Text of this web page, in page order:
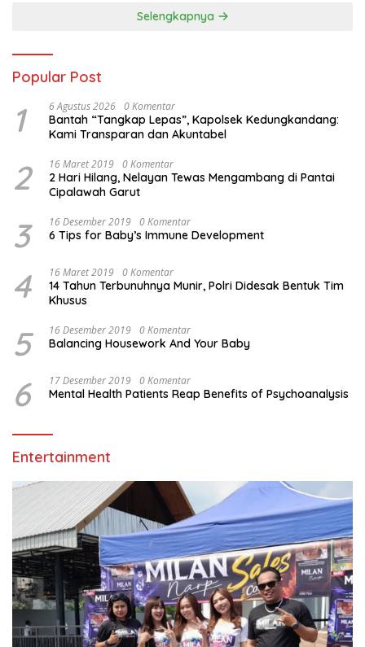
Selengkapnya
Popular Post
1 6 Agustus 2026 0 Komentar
Bantah “Tangkap Lepas”, Kapolsek Kedungkandang:
Kami Transparan dan Akuntabel
2 16 Maret 2019 0 Komentar
2 Hari Hilang, Nelayan Tewas Mengambang di Pantai
Cipalawah Garut
3 16 Desember 2019 0 Komentar
6 Tips for Baby’s Immune Development
4 16 Maret 2019 0 Komentar
14 Tahun Terbunuhnya Munir, Polri Didesak Bentuk Tim
Khusus
5 16 Desember 2019 0 Komentar
Balancing Housework And Your Baby
6 17 Desember 2019 0 Komentar
Mental Health Patients Reap Benefits of Psychoanalysis
Entertainment